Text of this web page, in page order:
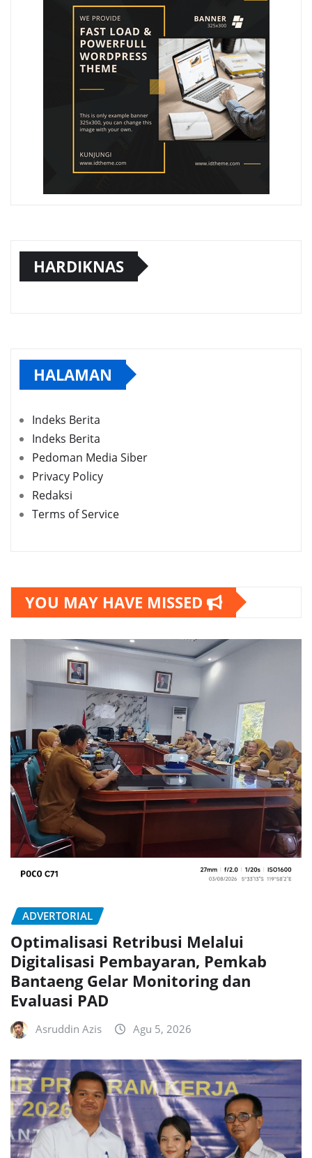
HARDIKNAS
HALAMAN
Indeks Berita
Indeks Berita
Pedoman Media Siber
Privacy Policy
Redaksi
Terms of Service
YOU MAY HAVE MISSED
ADVERTORIAL
Optimalisasi Retribusi Melalui
Digitalisasi Pembayaran, Pemkab
Bantaeng Gelar Monitoring dan
Evaluasi PAD
Asruddin Azis Agu 5, 2026